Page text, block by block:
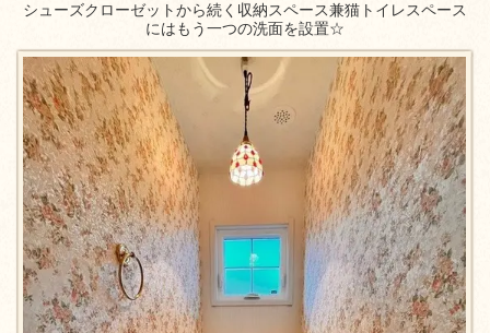
シューズクローゼットから続く収納スペース兼猫トイレスペース
にはもう一つの洗面を設置☆